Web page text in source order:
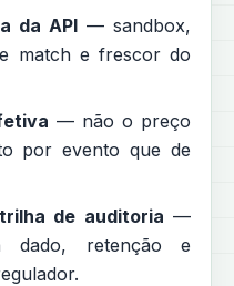
da API — sandbox,
match e frescor do
— não o preço
por evento que de
de auditoria —
dado, retenção e